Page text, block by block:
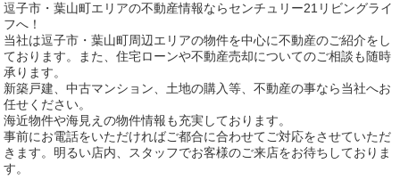
逗子市・葉山町エリアの不動産情報ならセンチュリー21リビングライ
フへ！
当社は逗子市・葉山町周辺エリアの物件を中心に不動産のご紹介をし
ております。また、住宅ローンや不動産売却についてのご相談も随時
承ります。
新築戸建、中古マンション、土地の購入等、不動産の事なら当社へお
任せください。
海近物件や海見えの物件情報も充実しております。
事前にお電話をいただければご都合に合わせてご対応をさせていただ
きます。明るい店内、スタッフでお客様のご来店をお待ちしておりま
す。